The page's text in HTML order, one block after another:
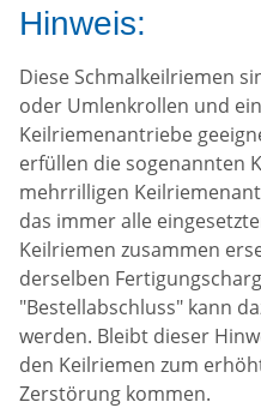
Hinweis:
Diese Schmalkeilriemen
oder Umlenkrollen und
Keilriemenantriebe
erfüllen die sogenannten
mehrrilligen
das immer alle
Keilriemen zusammen
derselben
"Bestellabschluss" kann
werden. Bleibt dieser
den Keilriemen zum
Zerstörung kommen.